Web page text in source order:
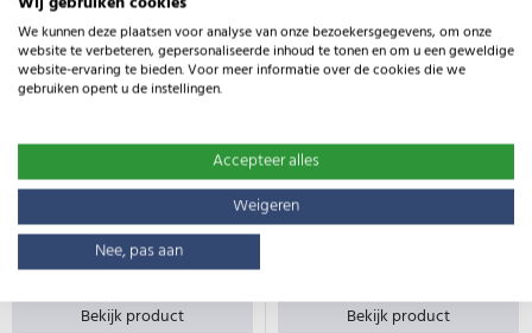
Gaas van 120cm hoog geschikt voor
schapen, varkens, koeien, kalveren en
zwijnen. Gaas met een verbeterde
ursusgaas knoop
Type:T10/120/15
Lengte:100m
€ 457,19
Bekijk product
Gaas van 158cm hoog geschikt voor
alpaca's, honden, geiten, paarden,
grote kippen en zwijnen.
Type:R15/158/8
Gewicht:
Lengte:50m
Bekijk product
We kunnen deze plaatsen voor analyse van onze bezoekersgegevens, om onze
website te verbeteren, gepersonaliseerde inhoud te tonen en om u een geweldige
website-ervaring te bieden. Voor meer informatie over de cookies die we
gebruiken opent u de instellingen.
Accepteer alles
Weigeren
Nee, pas aan